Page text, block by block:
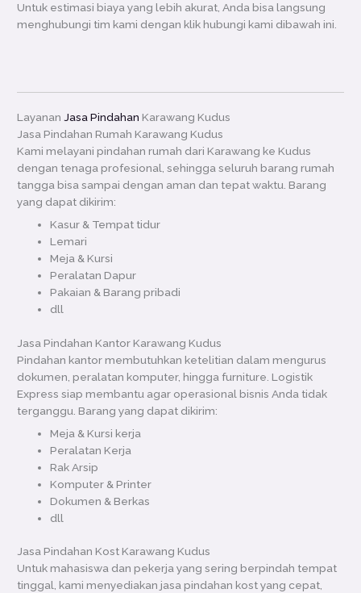
Untuk estimasi biaya yang lebih akurat, Anda bisa langsung
menghubungi tim kami dengan klik hubungi kami dibawah ini.
LayananJasa Pindahan Karawang Kudus
Jasa Pindahan Rumah Karawang Kudus
Kami melayani pindahan rumah dari Karawang ke Kudus
dengan tenaga profesional, sehingga seluruh barang rumah
tangga bisa sampai dengan aman dan tepat waktu. Barang
yang dapat dikirim:
Kasur & Tempat tidur
Lemari
Meja & Kursi
Peralatan Dapur
Pakaian & Barang pribadi
dll
Jasa Pindahan Kantor Karawang Kudus
Pindahan kantor membutuhkan ketelitian dalam mengurus
dokumen, peralatan komputer, hingga furniture. Logistik
Express siap membantu agar operasional bisnis Anda tidak
terganggu. Barang yang dapat dikirim:
Meja & Kursi kerja
Peralatan Kerja
Rak Arsip
Komputer & Printer
Dokumen & Berkas
dll
Jasa Pindahan Kost Karawang Kudus
Untuk mahasiswa dan pekerja yang sering berpindah tempat
tinggal, kami menyediakan jasa pindahan kost yang cepat,